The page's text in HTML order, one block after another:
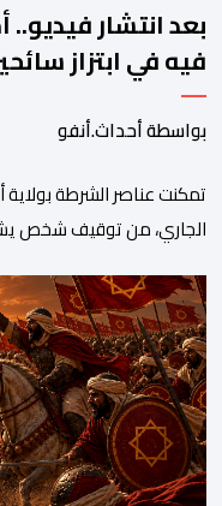
بعد انتشار
فيه في ابتزاز
بواسطة أحداث.أنفو
الجاري، من توقيف شخص
سائحين أجنبيين للابتزاز
غير مستحق بدعوى ممارسة
رخصة، وهي الأفعال